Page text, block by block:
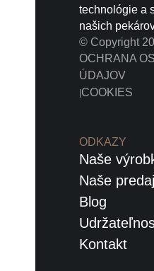
technológie a
našich
© Copyright
OCHRANA
ÚDAJOV
|COOKIES
ODKAZY
Naše
Naše
Blog
Kontakt